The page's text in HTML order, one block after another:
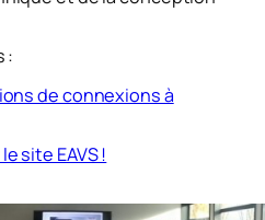
:
de connexions à
site EAVS !